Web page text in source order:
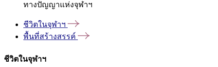
ทางปัญญาแห่งจุฬาฯ
ชีวิตในจุฬาฯ
พื้นที่สร้างสรรค์
ชีวิตในจุฬาฯ